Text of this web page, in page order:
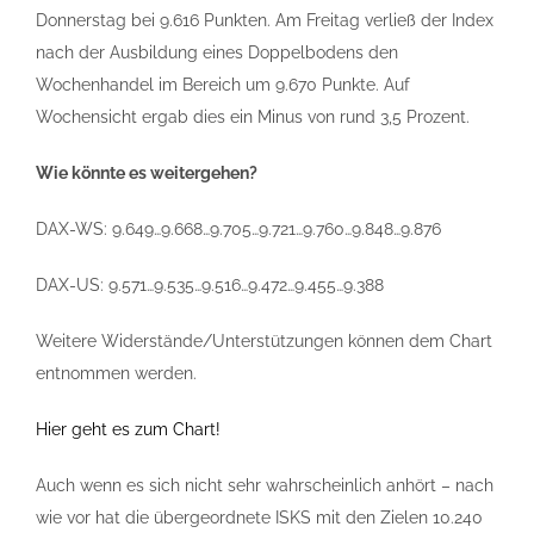
Donnerstag bei 9.616 Punkten. Am Freitag verließ der Index
nach der Ausbildung eines Doppelbodens den
Wochenhandel im Bereich um 9.670 Punkte. Auf
Wochensicht ergab dies ein Minus von rund 3,5 Prozent.
Wie könnte es weitergehen?
DAX-WS: 9.649…9.668…9.705…9.721…9.760…9.848…9.876
DAX-US: 9.571…9.535…9.516…9.472…9.455…9.388
Weitere Widerstände/Unterstützungen können dem Chart
entnommen werden.
Hier geht es zum Chart!
Auch wenn es sich nicht sehr wahrscheinlich anhört – nach
wie vor hat die übergeordnete ISKS mit den Zielen 10.240